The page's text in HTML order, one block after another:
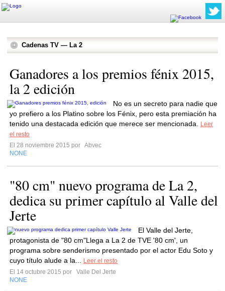
Cadenas TV — La 2
Ganadores a los premios fénix 2015,
la 2 edición
No es un secreto para nadie que
yo prefiero a los Platino sobre los Fénix, pero esta premiación ha
tenido una destacada edición que merece ser mencionada.
Leer
el resto
El 28 noviembre 2015 por Abvec
NONE
"80 cm" nuevo programa de La 2,
dedica su primer capítulo al Valle del
Jerte
El Valle del Jerte,
protagonista de "80 cm"Llega a La 2 de TVE '80 cm', un
programa sobre senderismo presentado por el actor Edu Soto y
cuyo título alude a la...
Leer el resto
El 14 octubre 2015 por
Valle Del Jerte
NONE